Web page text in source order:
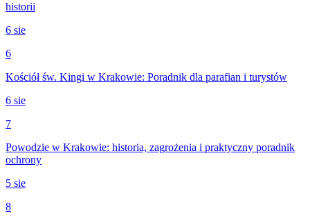
historii
6 sie
6
Kościół św. Kingi w Krakowie: Poradnik dla parafian i turystów
6 sie
7
Powodzie w Krakowie: historia, zagrożenia i praktyczny poradnik
ochrony
5 sie
8